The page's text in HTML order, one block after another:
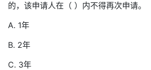
的，该申请人在（ ）内不得再次申请。
A. 1年
B. 2年
C. 3年